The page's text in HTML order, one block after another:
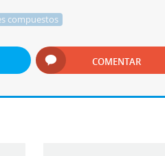
compuestos
COMENTAR